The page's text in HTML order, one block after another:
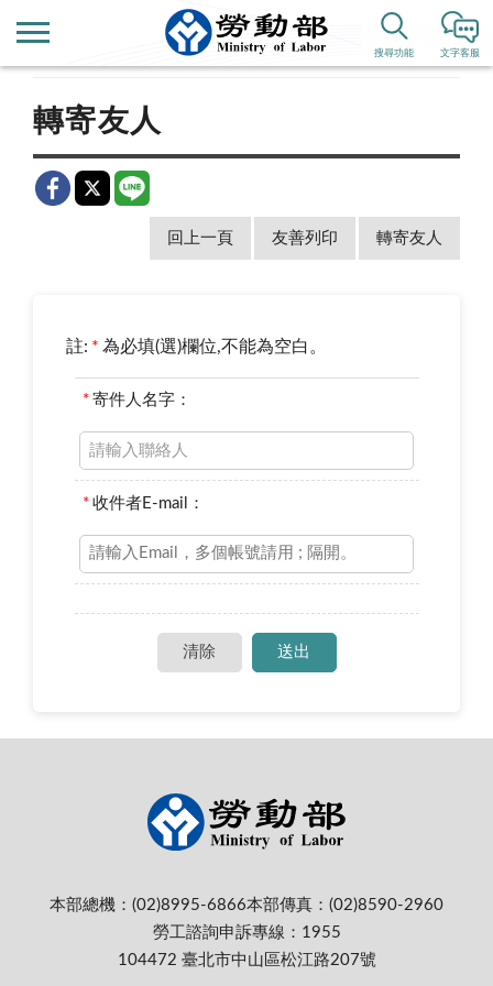
文字客服
搜尋功能
新聞公告 歷史新聞
轉寄友人
回上一頁 友善列印 轉寄友人
註: * 為必填(選)欄位,不能為空白。
* 寄件人名字：
* 收件者E-mail：
本部總機：(02)8995-6866本部傳真：(02)8590-2960
勞工諮詢申訴專線：1955
104472 臺北市中山區松江路207號